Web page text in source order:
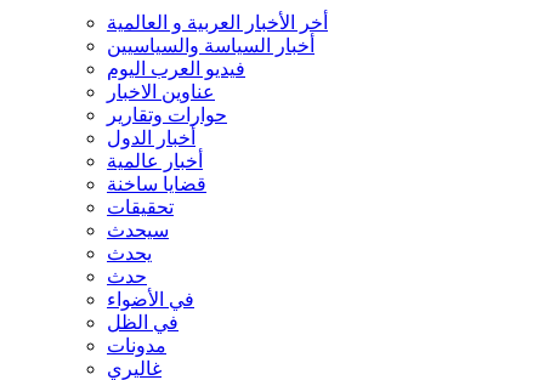
أخر الأخبار العربية و العالمية
أخبار السياسة والسياسيين
فيديو العرب اليوم
عناوين الاخبار
حوارات وتقارير
أخبار الدول
أخبار عالمية
قضايا ساخنة
تحقيقات
سيحدث
يحدث
حدث
في الأضواء
في الظل
مدونات
غاليري